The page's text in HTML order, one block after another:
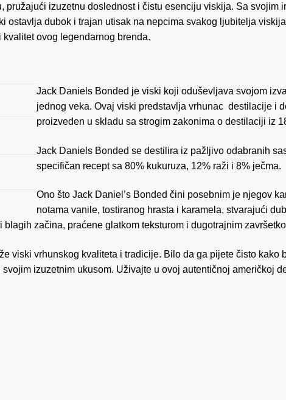
pružajući izuzetnu doslednost i čistu esenciju viskija. Sa svojim
ostavlja dubok i trajan utisak na nepcima svakog ljubitelja
ovog legendarnog brenda.
Jack Daniels Bonded je viski koji oduševljava svojom
jednog veka. Ovaj viski predstavlja vrhunac destilacije i
proizveden u skladu sa strogim zakonima o destilaciji iz
Jack Daniels Bonded se destilira iz pažljivo odabranih
specifičan recept sa 80% kukuruza, 12% raži i 8% ječma.
Ono što Jack Daniel’s Bonded čini posebnim je njegov
notama vanile, tostiranog hrasta i karamela, stvarajući
začina, praćene glatkom teksturom i dugotrajnim
viski vrhunskog kvaliteta i tradicije. Bilo da ga pijete čisto
izuzetnim ukusom. Uživajte u ovoj autentičnoj američkoj